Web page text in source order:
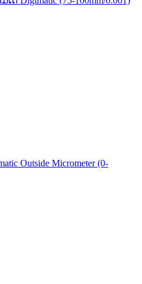
Outside Micrometer (0-